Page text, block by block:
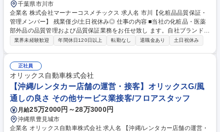
千葉県市川市
企業名 株式会社マーナーコスメチックス 求人名 市川【化粧品品質保証・
管理メンバー】 残業僅少/土日祝休み◎ 仕事の内容 ■当社の化粧品・医薬
部外品の品質管理および品質保証業務をお任せ致し ます。自社ブランド製
品の他、基礎化粧品をメインとするOEM製品も約200社程度担当してお
クレーム対応等 【キャリア】技術開発部では、研究開発・品質管理・薬事
に分かれており、適性や希望に応じて研究や薬事に携わることも可能で
す。 【期待】多数の種類を扱うため、それぞれに合った適切な品質管理を
行っていくこと。 募集職種 市川【化粧品品質保証・管理メンバー】 残業
僅少/土日祝休み◎
業界未経験歓迎 年間休日120日以上 転勤なし 退職金あり 土日祝休み
正社員
オリックス自動車株式会社
【沖縄/レンタカー店舗の運営・接客】オリックスG/風
通しの良さ その他サービス業接客/フロアスタッフ
月給25万2000円～28万3000円
沖縄県豊見城市
企業名 オリックス自動車株式会社 求人名 【沖縄/レンタカー店舗の運営・